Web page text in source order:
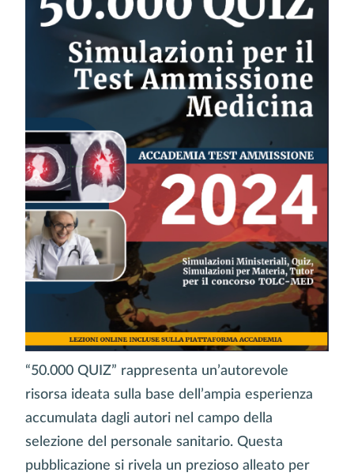
“50.000 QUIZ” rappresenta un’autorevole
risorsa ideata sulla base dell’ampia esperienza
accumulata dagli autori nel campo della
selezione del personale sanitario. Questa
pubblicazione si rivela un prezioso alleato per